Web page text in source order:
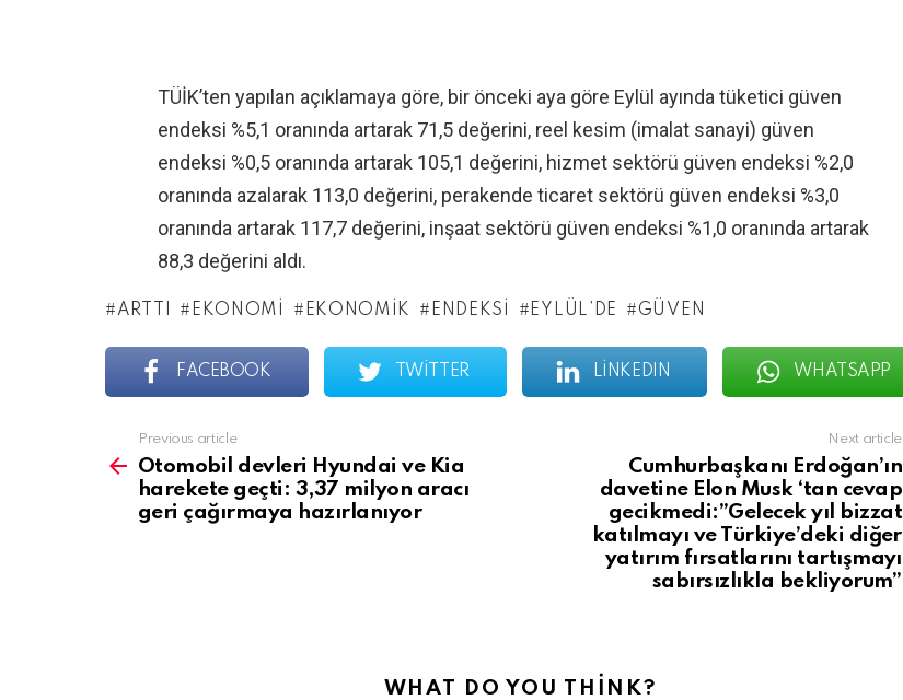
TÜİK’ten yapılan açıklamaya göre, bir önceki aya göre Eylül ayında tüketici güven
endeksi %5,1 oranında artarak 71,5 değerini, reel kesim (imalat sanayi) güven
endeksi %0,5 oranında artarak 105,1 değerini, hizmet sektörü güven endeksi %2,0
oranında azalarak 113,0 değerini, perakende ticaret sektörü güven endeksi %3,0
oranında artarak 117,7 değerini, inşaat sektörü güven endeksi %1,0 oranında artarak
88,3 değerini aldı.
ARTTI EKONOMI EKONOMIK ENDEKSI EYLÜL’DE GÜVEN
FACEBOOK TWITTER LINKEDIN WHATSAPP
more
Previous article
Otomobil devleri Hyundai ve Kia
harekete geçti: 3,37 milyon aracı
geri çağırmaya hazırlanıyor
Next article
Cumhurbaşkanı Erdoğan’ın
davetine Elon Musk ‘tan cevap
gecikmedi:”Gelecek yıl bizzat
katılmayı ve Türkiye’deki diğer
yatırım fırsatlarını tartışmayı
sabırsızlıkla bekliyorum”
WHAT DO YOU THINK?